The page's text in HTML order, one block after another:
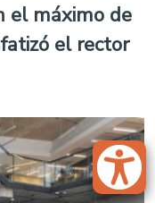
el máximo de
el rector